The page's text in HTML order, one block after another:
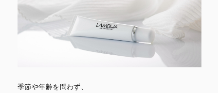
季節や年齢を問わず、